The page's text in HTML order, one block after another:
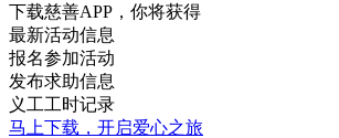
下载慈善APP，你将获得
最新活动信息
报名参加活动
发布求助信息
义工工时记录
马上下载，开启爱心之旅